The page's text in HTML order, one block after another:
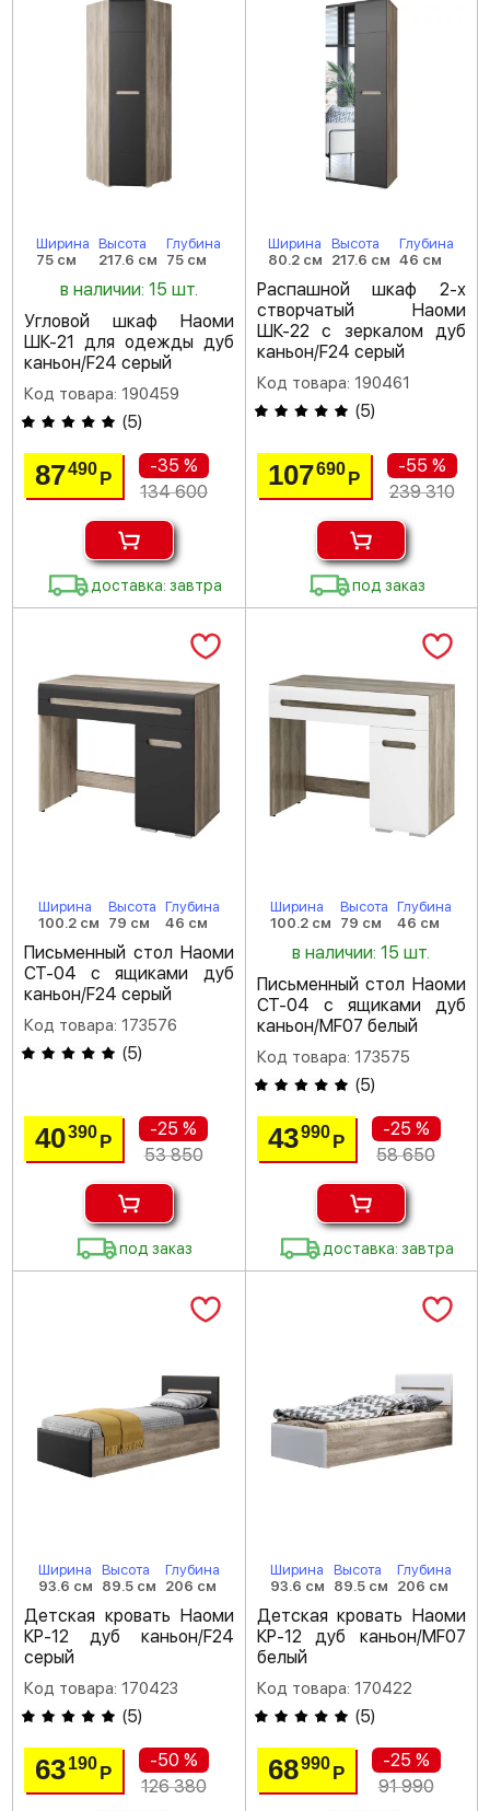
Ширина
75 см
Высота
217.6 см
Глубина
75 см
в наличии: 15 шт.
Угловой шкаф Наоми
ШК-21 для одежды дуб
каньон/F24 серый
Код товара: 190459
(5)
87490Р
-35 %
134 600
доставка: завтра
Ширина
80.2 см
Высота
217.6 см
Глубина
46 см
Распашной шкаф 2-х
створчатый Наоми
ШК-22 с зеркалом дуб
каньон/F24 серый
Код товара: 190461
(5)
107690 Р
-55 %
239 310
под заказ
Ширина
100.2 см
Высота
79 см
Глубина
46 см
Письменный стол Наоми
СТ-04 с ящиками дуб
каньон/F24 серый
Код товара: 173576
(5)
40390Р
-25 %
53 850
под заказ
Ширина
100.2 см
Высота
79 см
Глубина
46 см
в наличии: 15 шт.
Письменный стол Наоми
СТ-04 с ящиками дуб
каньон/MF07 белый
Код товара: 173575
(5)
43990 Р
-25 %
58 650
доставка: завтра
Ширина
93.6 см
Высота
89.5 см
Глубина
206 см
Детская кровать Наоми
КР-12 дуб каньон/F24
серый
Код товара: 170423
(5)
63190Р
-50 %
126 380
Ширина
93.6 см
Высота
89.5 см
Глубина
206 см
Детская кровать Наоми
КР-12 дуб каньон/MF07
белый
Код товара: 170422
(5)
68990 Р
-25 %
91 990